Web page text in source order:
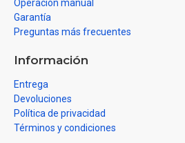
Operación manual
Garantía
Preguntas más frecuentes
Información
Entrega
Devoluciones
Política de privacidad
Términos y condiciones